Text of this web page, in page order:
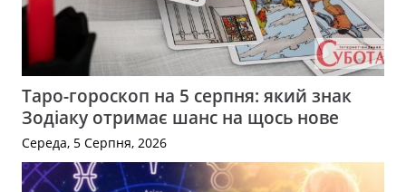
Таро-гороскоп на 5 серпня: який знак
Зодіаку отримає шанс на щось нове
Середа, 5 Серпня, 2026